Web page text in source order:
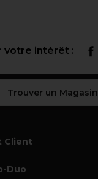
votre intérêt :
Trouver un Magasin
Client
Duo